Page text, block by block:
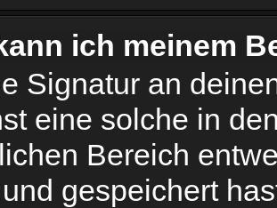
ich meinem
Signatur an
eine solche in
Bereich
gespeichert